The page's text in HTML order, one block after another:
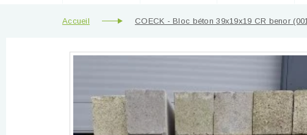
Accueil COECK - Bloc béton 39x19x19 CR benor